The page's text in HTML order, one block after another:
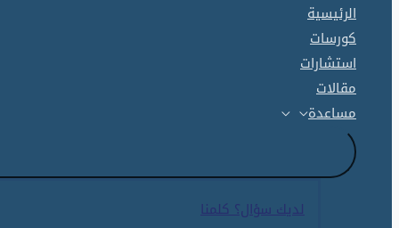
الرئيسية
كورسات
استشارات
مقالات
مساعدة
لديك سؤال؟ كلمنا